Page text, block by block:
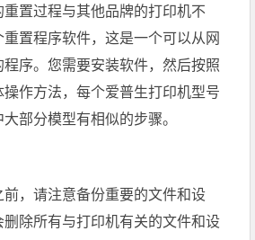
重置过程与其他品牌的打印机不
置程序软件，这是一个可以从网
序。您需要安装软件，然后按照
作方法，每个爱普生打印机型号
部分模型有相似的步骤。
前，请注意备份重要的文件和设
除所有与打印机有关的文件和设